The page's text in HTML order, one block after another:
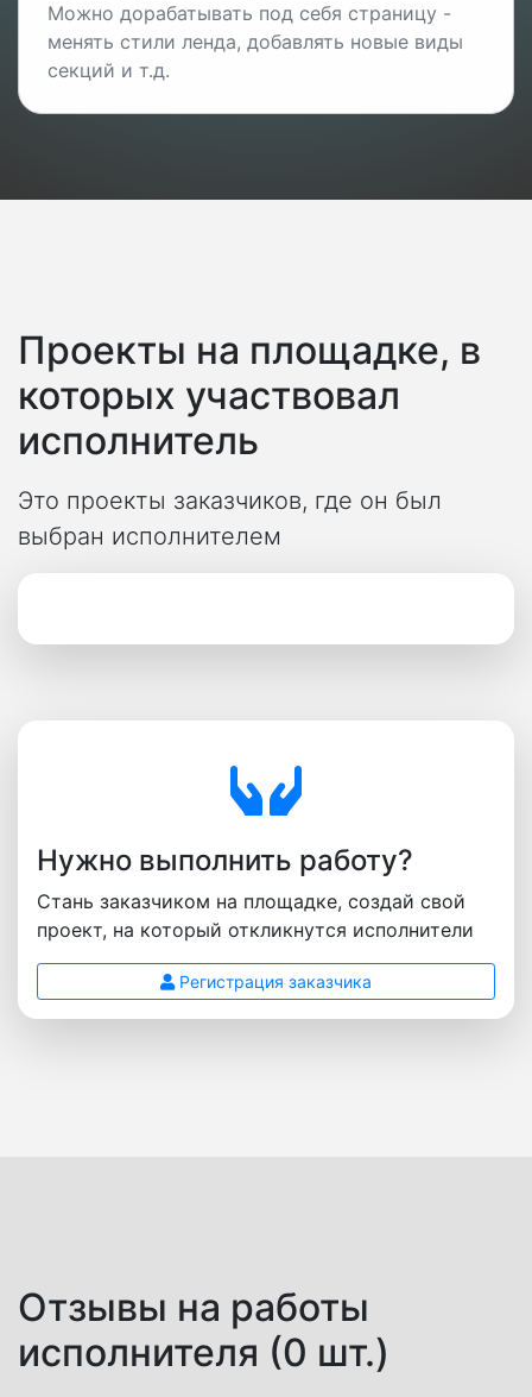
Можно дорабатывать под себя страницу -
менять стили ленда, добавлять новые виды
секций и т.д.
Проекты на площадке, в
которых участвовал
исполнитель
Это проекты заказчиков, где он был
выбран исполнителем
Нужно выполнить работу?
Стань заказчиком на площадке, создай свой
проект, на который откликнутся исполнители
Регистрация заказчика
Отзывы на работы
исполнителя (0 шт.)